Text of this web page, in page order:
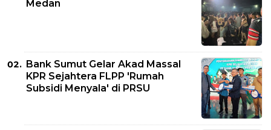
Medan
Bank Sumut Gelar Akad Massal
KPR Sejahtera FLPP 'Rumah
Subsidi Menyala' di PRSU